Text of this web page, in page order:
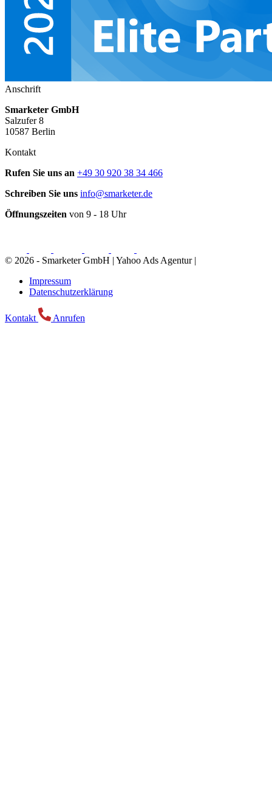
Anschrift
Smarketer GmbH
Salzufer 8
10587 Berlin
Kontakt
Rufen Sie uns an +49 30 920 38 34 466
Schreiben Sie uns info@smarketer.de
Öffnungszeiten von 9 - 18 Uhr
© 2026 - Smarketer GmbH | Yahoo Ads Agentur |
Impressum
Datenschutzerklärung
Kontakt Anrufen